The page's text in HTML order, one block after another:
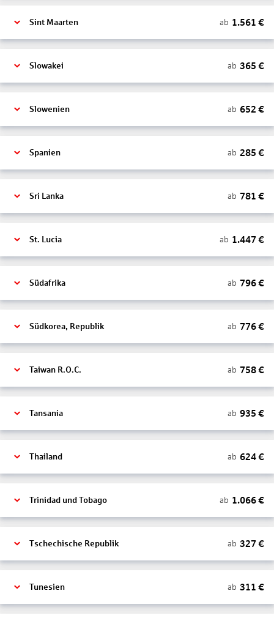
Sint Maarten ab 1.561 €
Slowakei ab 365 €
Slowenien ab 652 €
Spanien ab 285 €
Sri Lanka ab 781 €
St. Lucia ab 1.447 €
Südafrika ab 796€
Südkorea, Republik ab 776€
Taiwan R.O.C. ab 758€
Tansania ab 935 €
Thailand ab 624€
Trinidad und Tobago ab 1.066€
Tschechische Republik ab 327 €
Tunesien ab 311 €